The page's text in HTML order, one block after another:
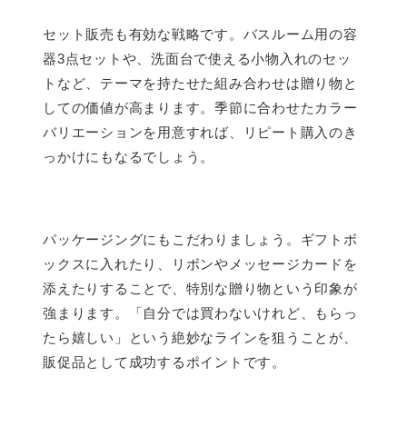
セット販売も有効な戦略です。バスルーム用の容
器3点セットや、洗面台で使える小物入れのセッ
トなど、テーマを持たせた組み合わせは贈り物と
しての価値が高まります。季節に合わせたカラー
バリエーションを用意すれば、リピート購入のき
っかけにもなるでしょう。
パッケージングにもこだわりましょう。ギフトボ
ックスに入れたり、リボンやメッセージカードを
添えたりすることで、特別な贈り物という印象が
強まります。「自分では買わないけれど、もらっ
たら嬉しい」という絶妙なラインを狙うことが、
販促品として成功するポイントです。